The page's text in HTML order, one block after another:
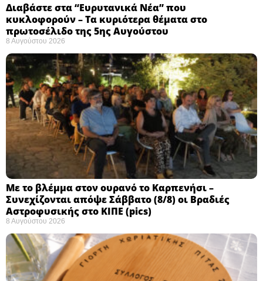
Διαβάστε στα “Ευρυτανικά Νέα” που
κυκλοφορούν – Τα κυριότερα θέματα στο
πρωτοσέλιδο της 5ης Αυγούστου
8 Αυγούστου 2026
Με το βλέμμα στον ουρανό το Καρπενήσι –
Συνεχίζονται απόψε Σάββατο (8/8) οι Βραδιές
Αστροφυσικής στο ΚΙΠΕ (pics)
8 Αυγούστου 2026